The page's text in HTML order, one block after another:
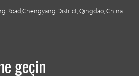
Road,Chengyang District, Qingdao, China
geçin